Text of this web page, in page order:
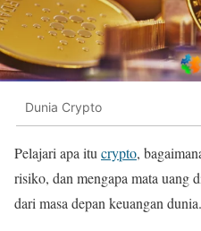
Dunia Crypto
Pelajari apa itu crypto,
risiko, dan mengapa mata uang
dari masa depan keuangan dunia.